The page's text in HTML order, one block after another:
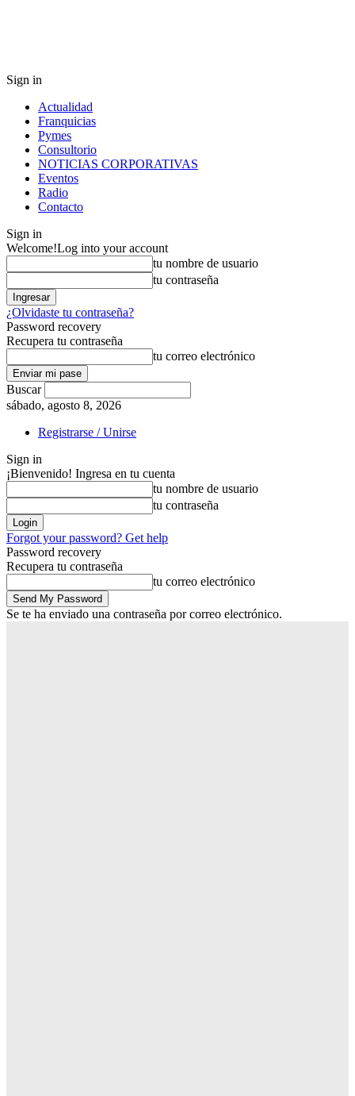
Sign in
Actualidad
Franquicias
Pymes
Consultorio
NOTICIAS CORPORATIVAS
Eventos
Radio
Contacto
Sign in
Welcome!Log into your account
tu nombre de usuario
tu contraseña
¿Olvidaste tu contraseña?
Password recovery
Recupera tu contraseña
tu correo electrónico
Buscar
sábado, agosto 8, 2026
Registrarse / Unirse
Sign in
¡Bienvenido! Ingresa en tu cuenta
tu nombre de usuario
tu contraseña
Forgot your password? Get help
Password recovery
Recupera tu contraseña
tu correo electrónico
Se te ha enviado una contraseña por correo electrónico.